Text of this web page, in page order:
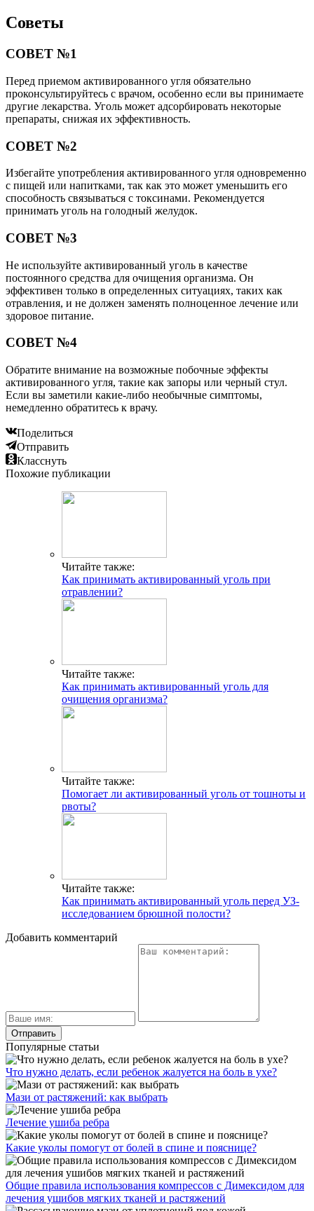
Советы
СОВЕТ №1
Перед приемом активированного угля обязательно
проконсультируйтесь с врачом, особенно если вы принимаете
другие лекарства. Уголь может адсорбировать некоторые
препараты, снижая их эффективность.
СОВЕТ №2
Избегайте употребления активированного угля одновременно
с пищей или напитками, так как это может уменьшить его
способность связываться с токсинами. Рекомендуется
принимать уголь на голодный желудок.
СОВЕТ №3
Не используйте активированный уголь в качестве
постоянного средства для очищения организма. Он
эффективен только в определенных ситуациях, таких как
отравления, и не должен заменять полноценное лечение или
здоровое питание.
СОВЕТ №4
Обратите внимание на возможные побочные эффекты
активированного угля, такие как запоры или черный стул.
Если вы заметили какие-либо необычные симптомы,
немедленно обратитесь к врачу.
Поделиться
Отправить
Класснуть
Похожие публикации
Читайте также:
Как принимать активированный уголь при
отравлении?
Читайте также:
Как принимать активированный уголь для
очищения организма?
Читайте также:
Помогает ли активированный уголь от тошноты и
рвоты?
Читайте также:
Как принимать активированный уголь перед УЗ-
исследованием брюшной полости?
Добавить комментарий
Популярные статьи
Что нужно делать, если ребенок жалуется на боль в ухе?
Мази от растяжений: как выбрать
Лечение ушиба ребра
Какие уколы помогут от болей в спине и пояснице?
Общие правила использования компрессов с Димексидом для
лечения ушибов мягких тканей и растяжений